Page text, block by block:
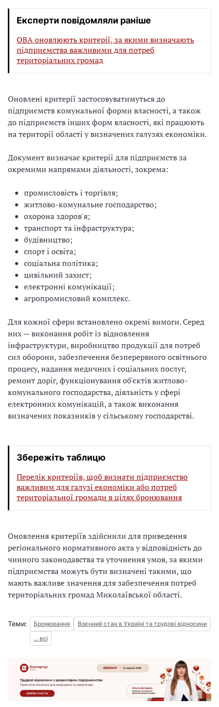
Експерти повідомляли раніше
ОВА оновлюють критерії, за якими визначають
підприємства важливими для потреб
територіальних громад
Оновлені критерії застосовуватимуться до
підприємств комунальної форми власності, а також
до підприємств інших форм власності, які працюють
на території області у визначених галузях економіки.
Документ визначає критерії для підприємств за
окремими напрямами діяльності, зокрема:
промисловість і торгівля;
житлово-комунальне господарство;
охорона здоров'я;
транспорт та інфраструктура;
будівництво;
спорт і освіта;
соціальна політика;
цивільний захист;
електронні комунікації;
агропромисловий комплекс.
Для кожної сфери встановлено окремі вимоги. Серед
них — виконання робіт із відновлення
інфраструктури, виробництво продукції для потреб
сил оборони, забезпечення безперервного освітнього
процесу, надання медичних і соціальних послуг,
ремонт доріг, функціонування об'єктів житлово-
комунального господарства, діяльність у сфері
електронних комунікацій, а також виконання
визначених показників у сільському господарстві.
Збережіть таблицю
Перелік критеріїв, щоб визнати підприємство
важливим для галузі економіки або потреб
територіальної громади в цілях бронювання
Оновлення критеріїв здійснили для приведення
регіонального нормативного акта у відповідність до
чинного законодавства та уточнення умов, за якими
підприємства можуть бути визначені такими, що
мають важливе значення для забезпечення потреб
територіальних громад Миколаївської області.
Теми: Бронювання
Воєнний стан в Україні та трудові відносини
... всі